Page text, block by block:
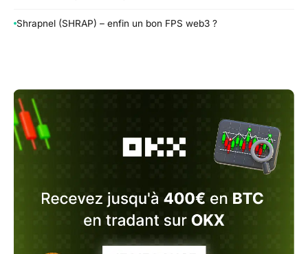
Shrapnel (SHRAP) – enfin un bon FPS web3 ?